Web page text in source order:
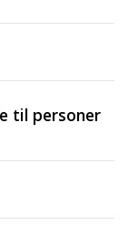
til personer